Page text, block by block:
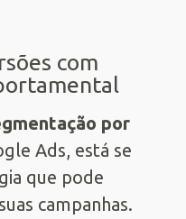
com
por
Ads, está se
que pode
campanhas.